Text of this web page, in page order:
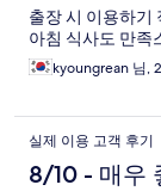
출장 시 이용하기
아침 식사도 만족
kyoungrean 님,
실제 이용 고객 후기
8/10 - 매우